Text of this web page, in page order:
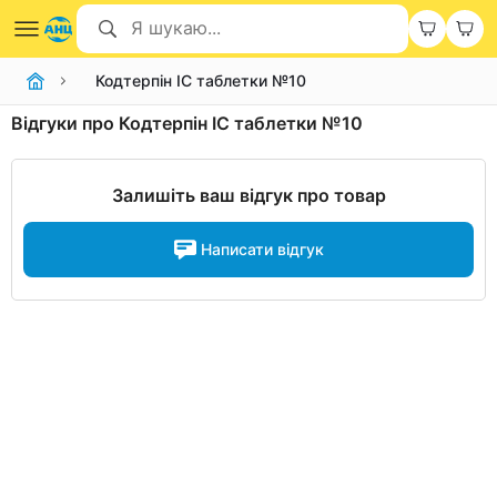
Кодтерпін IC таблетки №10
Відгуки про Кодтерпін IC таблетки №10
Залишіть ваш відгук про товар
Написати відгук